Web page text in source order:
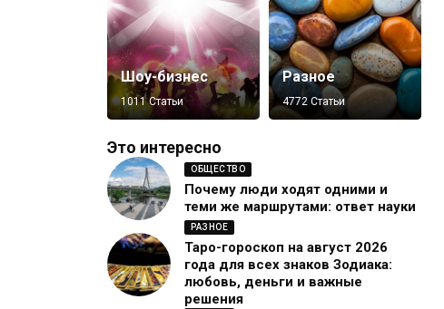
Шоу-бизнес
1011 Статьи
Разное
4772 Статьи
Это интересно
ОБЩЕСТВО
Почему люди ходят одними и
теми же маршрутами: ответ науки
РАЗНОЕ
Таро-гороскоп на август 2026
года для всех знаков Зодиака:
любовь, деньги и важные
решения